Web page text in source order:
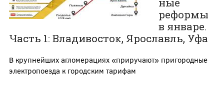
реформы
в январе.
Часть 1: Владивосток, Ярославль, Уфа
В крупнейших агломерациях «приручают» пригородные
электропоезда к городским тарифам